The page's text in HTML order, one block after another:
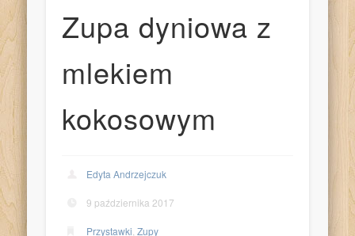
Zupa dyniowa z
mlekiem
kokosowym
Edyta Andrzejczuk
9 października 2017
Przystawki ,Zupy